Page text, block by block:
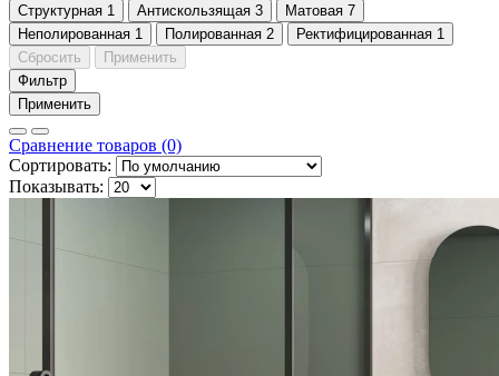
Cтруктурная 1 Антискользящая 3 Матовая 7
Неполированная 1 Полированная 2 Ректифицированная 1
Сбросить
Применить
Фильтр
Применить
Сравнение товаров (0)
Сортировать:
Показывать: